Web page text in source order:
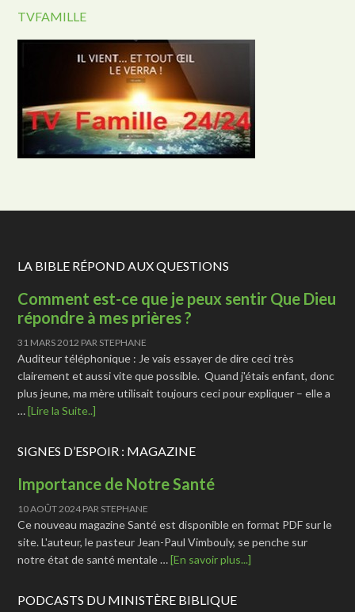
TVFAMILLE
LA BIBLE RÉPOND AUX QUESTIONS
Comment est-ce que je peux sentir Que Dieu
répondre à mes prières ?
31 MARS 2012 PAR STEPHANE
Auditeur téléphonique : Je vais essayer de dire ceci très
clairement et aussi vite que possible. Quand j'étais enfant, donc
plus jeune, ma mère utilisait toujours ceci pour expliquer – elle a
…[Lire la Suite..]
SIGNES D’ESPOIR : MAGAZINE
Importance de Notre Santé
10 AOÛT 2024PAR STEPHANE
Ce nouveau magazine Santé est disponible en format PDF sur le
site. L'auteur, le pasteur Jean-Paul Vimbouly, se penche sur
notre état de santé mentale …[En savoir plus...]
PODCASTS DU MINISTÈRE BIBLIQUE